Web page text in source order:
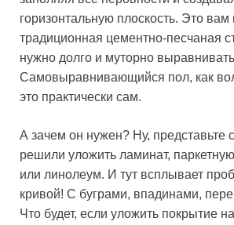
горизонтальную плоскость. Это вам
традиционная цементно-песчаная
нужно долго и муторно
Самовыравнивающийся пол, как
это практически сам.
А зачем он нужен? Ну, представьте
решили уложить ламинат, паркетную
или линолеум. И тут всплывает
кривой! С буграми, впадинами,
Что будет, если уложить покрытие